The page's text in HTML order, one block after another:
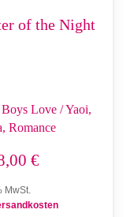
of the Night
Boys Love / Yaoi,
Romance
€
MwSt.